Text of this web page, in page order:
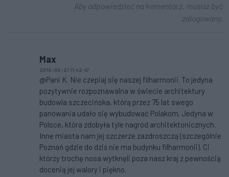
Aby odpowiedzieć na komentarz, musisz być
zalogowany.
Max
2019-09-21 11:42:47
@Pani K. Nie czepiaj się naszej filharmonii. To jedyna
pozytywnie rozpoznawalna w świecie architektury
budowla szczecińska, którą przez 75 lat swego
panowania udało się wybudować Polakom. Jedyna w
Polsce, która zdobyła tyle nagród architektonicznych.
Inne miasta nam jej szczerze zazdroszczą (szczególnie
Poznań gdzie do dziś nie ma budynku filharmonii). Ci
którzy trochę nosa wytknęli poza nasz kraj z pewnością
docenią jej walory i piękno.